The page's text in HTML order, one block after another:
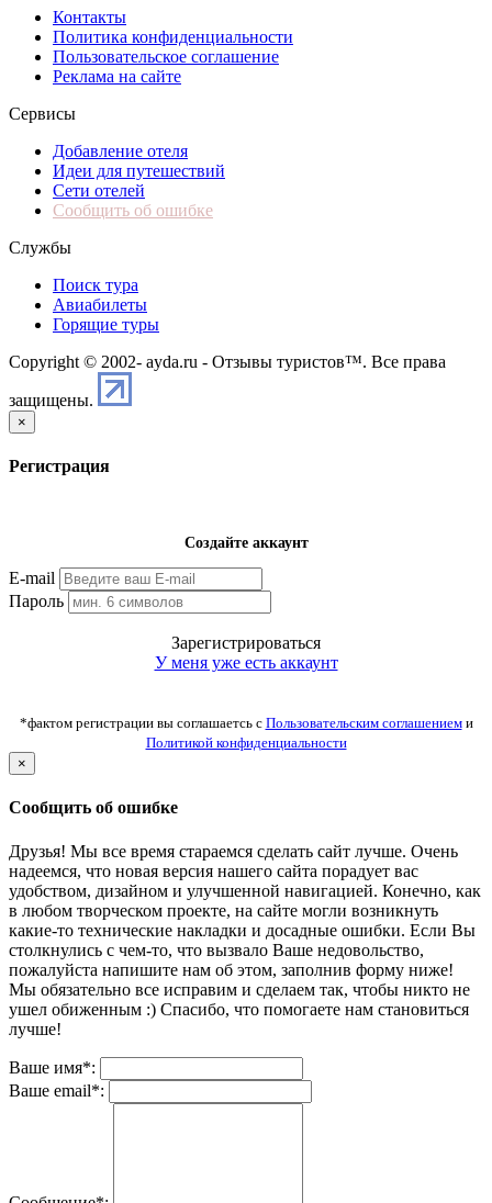
Контакты
Политика конфиденциальности
Пользовательское соглашение
Реклама на сайте
Сервисы
Добавление отеля
Идеи для путешествий
Сети отелей
Сообщить об ошибке
Службы
Поиск тура
Авиабилеты
Горящие туры
Copyright © 2002- ayda.ru - Отзывы туристов™. Все права
защищены.
×
Регистрация
Создайте аккаунт
E-mail
Пароль
Зарегистрироваться
У меня уже есть аккаунт
*фактом регистрации вы соглашаетсь с Пользовательским соглашениеми
Политикой конфиденциальности
×
Сообщить об ошибке
Друзья! Мы все время стараемся сделать сайт лучше. Очень
надеемся, что новая версия нашего сайта порадует вас
удобством, дизайном и улучшенной навигацией. Конечно, как
в любом творческом проекте, на сайте могли возникнуть
какие-то технические накладки и досадные ошибки. Если Вы
столкнулись с чем-то, что вызвало Ваше недовольство,
пожалуйста напишите нам об этом, заполнив форму ниже!
Мы обязательно все исправим и сделаем так, чтобы никто не
ушел обиженным :) Спасибо, что помогаете нам становиться
лучше!
Ваше имя*:
Ваше email*: